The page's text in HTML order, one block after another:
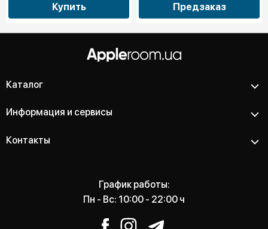
Купить Предзаказ
Каталог
Информация и сервисы
Контакты
График работы:
Пн - Вс: 10:00 - 22:00 ч